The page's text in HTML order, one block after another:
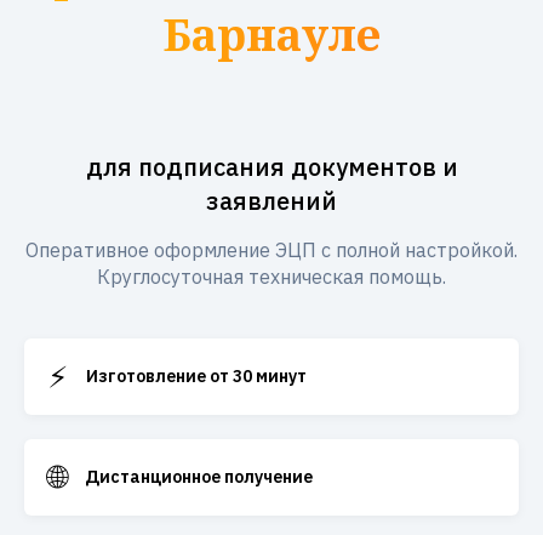
Барнауле
для подписания документов и
заявлений
Оперативное оформление ЭЦП с полной настройкой.
Круглосуточная техническая помощь.
⚡ Изготовление от 30 минут
🌐 Дистанционное получение